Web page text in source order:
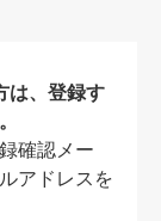
は、登録す
確認メー
アドレスを